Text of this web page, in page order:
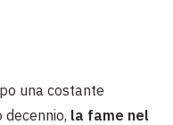
una costante
la fame nel